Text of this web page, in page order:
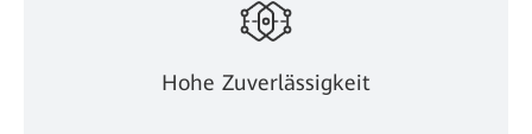
Hohe Zuverlässigkeit